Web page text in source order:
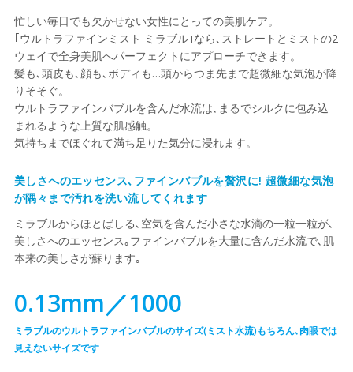
忙しい毎日でも欠かせない女性にとっての美肌ケア。
｢ウルトラファインミスト ミラブル｣なら､ストレートとミストの2
ウェイで全身美肌へパーフェクトにアプローチできます。
髪も､頭皮も､顔も､ボディも…頭からつま先まで超微細な気泡が降
りそそぐ。
ウルトラファインバブルを含んだ水流は､まるでシルクに包み込
まれるような上質な肌感触。
気持ちまでほぐれて満ち足りた気分に浸れます。
美しさへのエッセンス､ファインバブルを贅沢に! 超微細な気泡
が隅々まで汚れを洗い流してくれます
ミラブルからほとばしる､空気を含んだ小さな水滴の一粒一粒が､
美しさへのエッセンス｡ファインバブルを大量に含んだ水流で､肌
本来の美しさが蘇ります｡
0.13mm／1000
ミラブルのウルトラファインバブルのサイズ(ミスト水流)もちろん､肉眼では
見えないサイズです